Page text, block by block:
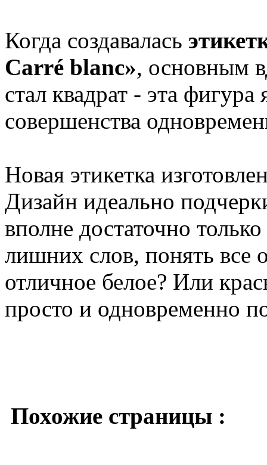
Когда создавалась
Carré blanc», основным
стал квадрат - эта
совершенства
Новая этикетка
Дизайн идеально
вполне достаточно
лишних слов, понять все
отличное белое? Или
просто и одновременно
Похожие страницы :